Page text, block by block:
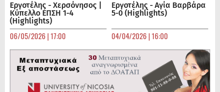
Εργοτέλης - Χερσόνησος |
Κύπελλο ΕΠΣΗ 1-4
(Highlights)
06/05/2026 | 17:00
Εργοτέλης - Αγία Βαρβάρα
5-0 (Highlights)
04/04/2026 | 16:00